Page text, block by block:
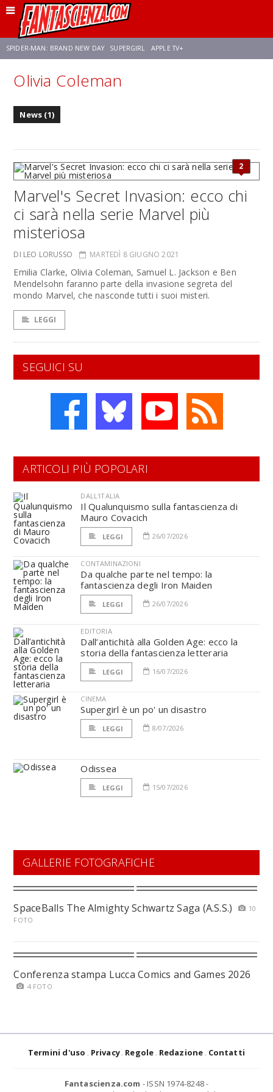
SPIDER-MAN: BRAND NEW DAY SUPERGIRL APPLE TV+
FRANCO RICCIARDIELLO ZENDAYA
Olivia Coleman
News (1)
2
Marvel's Secret Invasion: ecco chi
ci sarà nella serie Marvel più
misteriosa
DI LEO LORUSSO MARTEDÌ 8 GIUGNO 2021
Emilia Clarke, Olivia Coleman, Samuel L. Jackson e Ben
Mendelsohn faranno parte della invasione segreta del
mondo Marvel, che nasconde tutti i suoi misteri.
LEGGI
SEGUICI SU
ARTICOLI PIÙ POPOLARI
DALL'ITALIA
Il Qualunquismo sulla fantascienza di
Mauro Covacich
LEGGI 26/07/2026
CONTAMINAZIONI
Da qualche parte nel tempo: la
fantascienza degli Iron Maiden
LEGGI 26/07/2026
EDITORIA
Dall’antichità alla Golden Age: ecco la
storia della fantascienza letteraria
LEGGI 16/07/2026
CINEMA
Supergirl è un po' un disastro
LEGGI 8/07/2026
Odissea
LEGGI 15/07/2026
GALLERIE FOTOGRAFICHE
SpaceBalls The Almighty Schwartz Saga (A.S.S.)
10
FOTO
Conferenza stampa Lucca Comics and Games 2026
4 FOTO
Termini d'uso Privacy Regole Redazione Contatti
Fantascienza.com - ISSN 1974-8248 -